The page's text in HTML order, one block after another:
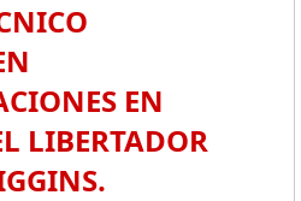
EN
LIBERTADOR